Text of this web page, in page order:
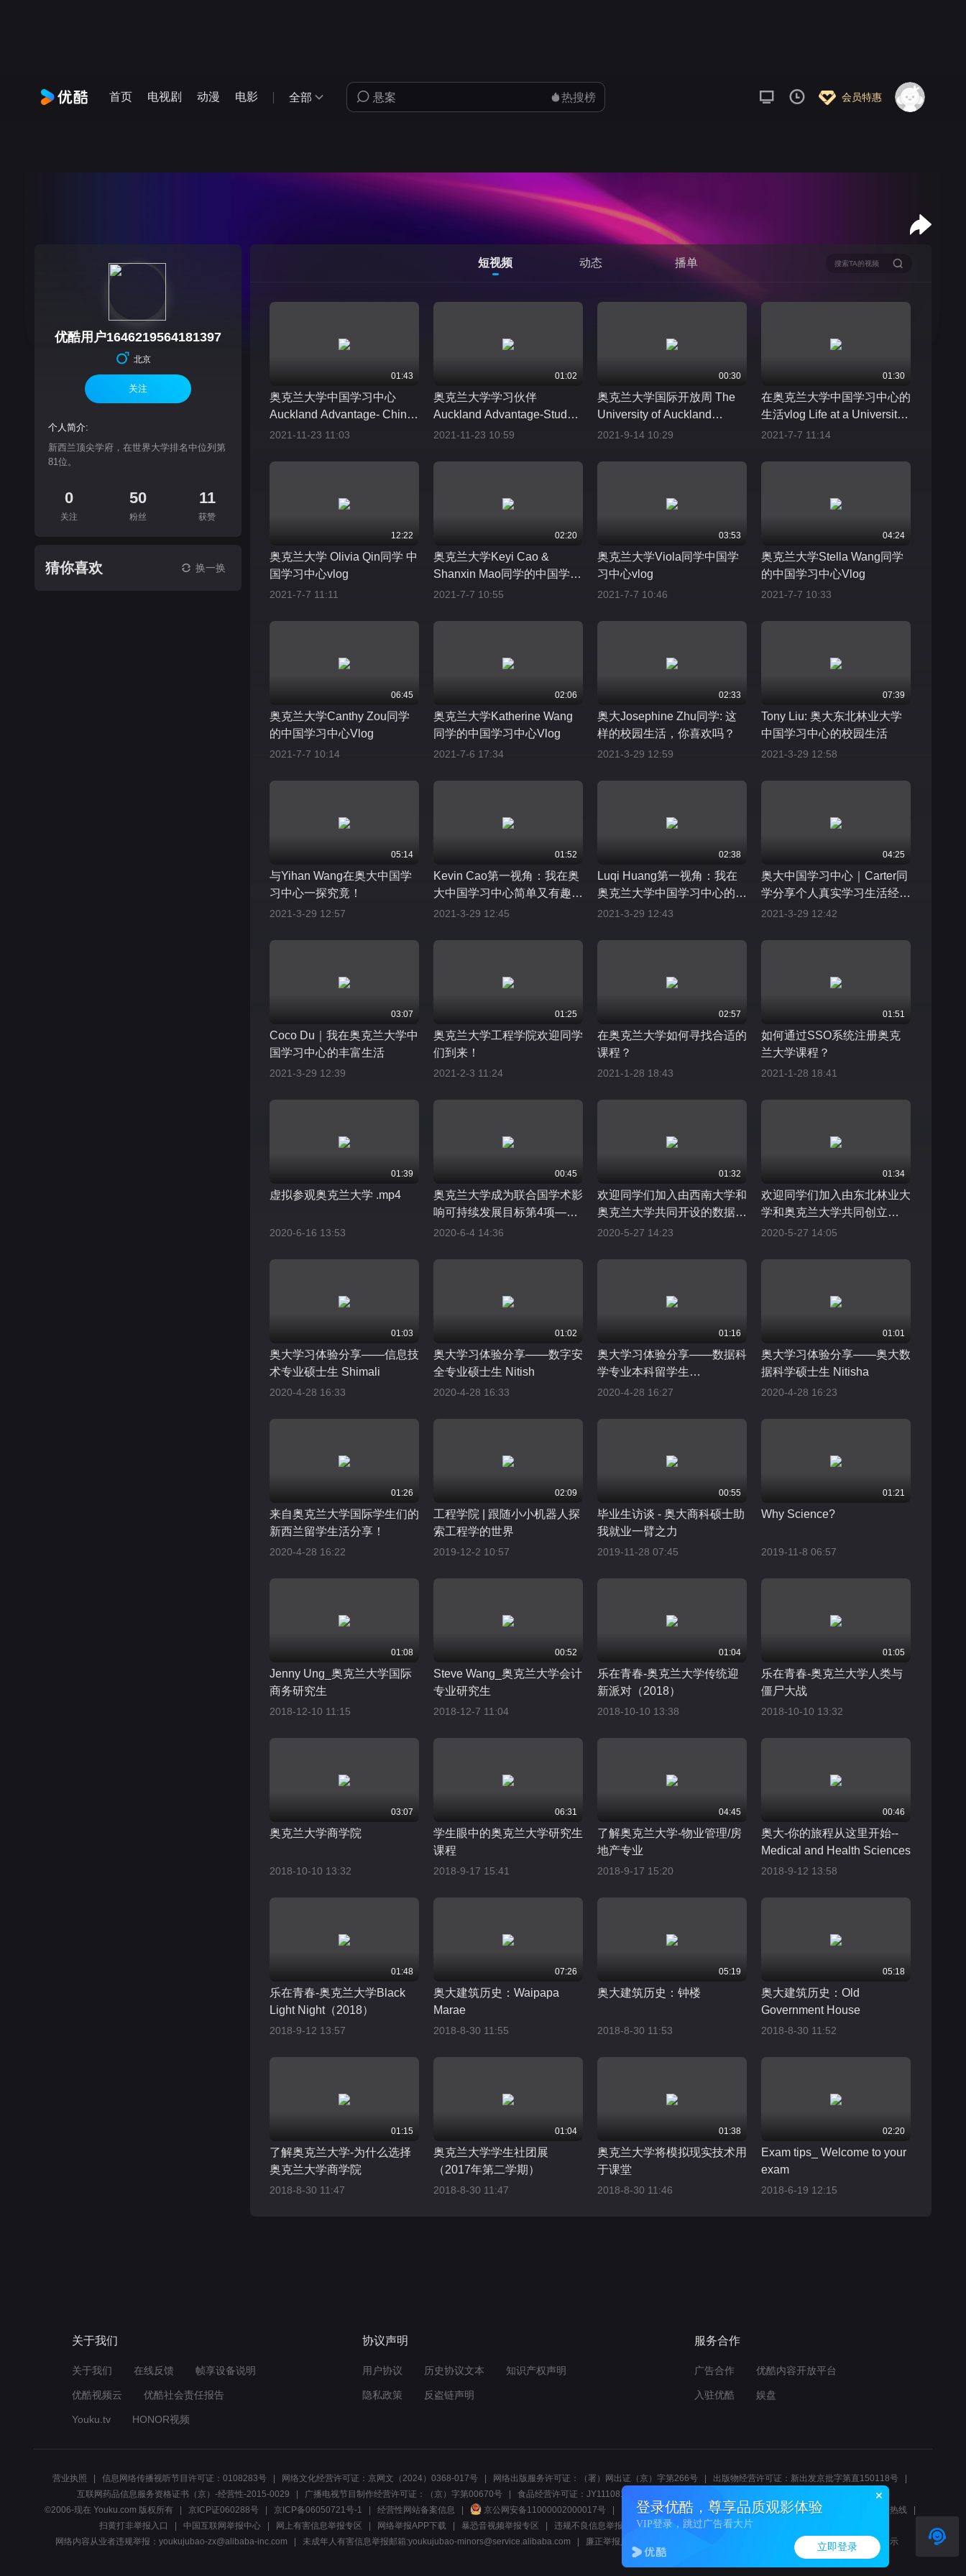
首页 电视剧 动漫 电影 全部 热搜榜
登录优酷，尊享品质观影体验
VIP登录，跳过广告看大片
立即登录
会员特惠
优酷用户1646219564181397
北京
关注
个人简介:
新西兰顶尖学府，在世界大学排名中位列第
81位。
0
关注
50
粉丝
11
获赞
猜你喜欢 换一换
短视频 动态 播单
01:43
奥克兰大学中国学习中心
Auckland Advantage- China
Learning Centres
2021-11-23 11:03
01:02
奥克兰大学学习伙伴
Auckland Advantage-Study
Buddies
2021-11-23 10:59
00:30
奥克兰大学国际开放周 The
University of Auckland
International Open Week
2021-9-14 10:29
01:30
在奥克兰大学中国学习中心的
生活vlog Life at a University
of Auckland China Learning
2021-7-7 11:14
12:22
奥克兰大学 Olivia Qin同学 中
国学习中心vlog
2021-7-7 11:11
02:20
奥克兰大学Keyi Cao &
Shanxin Mao同学的中国学习
中心vlog
2021-7-7 10:55
03:53
奥克兰大学Viola同学中国学
习中心vlog
2021-7-7 10:46
04:24
奥克兰大学Stella Wang同学
的中国学习中心Vlog
2021-7-7 10:33
06:45
奥克兰大学Canthy Zou同学
的中国学习中心Vlog
2021-7-7 10:14
02:06
奥克兰大学Katherine Wang
同学的中国学习中心Vlog
2021-7-6 17:34
02:33
奥大Josephine Zhu同学: 这
样的校园生活，你喜欢吗？
2021-3-29 12:59
07:39
Tony Liu: 奥大东北林业大学
中国学习中心的校园生活
2021-3-29 12:58
05:14
与Yihan Wang在奥大中国学
习中心一探究竟！
2021-3-29 12:57
01:52
Kevin Cao第一视角：我在奥
大中国学习中心简单又有趣的
一天！
2021-3-29 12:45
02:38
Luqi Huang第一视角：我在
奥克兰大学中国学习中心的一
天！
2021-3-29 12:43
04:25
奥大中国学习中心｜Carter同
学分享个人真实学习生活经
历！
2021-3-29 12:42
03:07
Coco Du｜我在奥克兰大学中
国学习中心的丰富生活
2021-3-29 12:39
01:25
奥克兰大学工程学院欢迎同学
们到来！
2021-2-3 11:24
02:57
在奥克兰大学如何寻找合适的
课程？
2021-1-28 18:43
01:51
如何通过SSO系统注册奥克
兰大学课程？
2021-1-28 18:41
01:39
虚拟参观奥克兰大学 .mp4
2020-6-16 13:53
00:45
奥克兰大学成为联合国学术影
响可持续发展目标第4项——
优质教育的中心！
2020-6-4 14:36
01:32
欢迎同学们加入由西南大学和
奥克兰大学共同开设的数据科
学课程！
2020-5-27 14:23
01:34
欢迎同学们加入由东北林业大
学和奥克兰大学共同创立
的“奥林学院”！
2020-5-27 14:05
01:03
奥大学习体验分享——信息技
术专业硕士生 Shimali
2020-4-28 16:33
01:02
奥大学习体验分享——数字安
全专业硕士生 Nitish
2020-4-28 16:33
01:16
奥大学习体验分享——数据科
学专业本科留学生
Hanna&Alyssa
2020-4-28 16:27
01:01
奥大学习体验分享——奥大数
据科学硕士生 Nitisha
2020-4-28 16:23
01:26
来自奥克兰大学国际学生们的
新西兰留学生活分享！
2020-4-28 16:22
02:09
工程学院 | 跟随小小机器人探
索工程学的世界
2019-12-2 10:57
00:55
毕业生访谈 - 奥大商科硕士助
我就业一臂之力
2019-11-28 07:45
01:21
Why Science?
2019-11-8 06:57
01:08
Jenny Ung_奥克兰大学国际
商务研究生
2018-12-10 11:15
00:52
Steve Wang_奥克兰大学会计
专业研究生
2018-12-7 11:04
01:04
乐在青春-奥克兰大学传统迎
新派对（2018）
2018-10-10 13:38
01:05
乐在青春-奥克兰大学人类与
僵尸大战
2018-10-10 13:32
03:07
奥克兰大学商学院
2018-10-10 13:32
06:31
学生眼中的奥克兰大学研究生
课程
2018-9-17 15:41
04:45
了解奥克兰大学-物业管理/房
地产专业
2018-9-17 15:20
00:46
奥大-你的旅程从这里开始--
Medical and Health Sciences
2018-9-12 13:58
01:48
乐在青春-奥克兰大学Black
Light Night（2018）
2018-9-12 13:57
07:26
奥大建筑历史：Waipapa
Marae
2018-8-30 11:55
05:19
奥大建筑历史：钟楼
2018-8-30 11:53
05:18
奥大建筑历史：Old
Government House
2018-8-30 11:52
01:15
了解奥克兰大学-为什么选择
奥克兰大学商学院
2018-8-30 11:47
01:04
奥克兰大学学生社团展
（2017年第二学期）
2018-8-30 11:47
01:38
奥克兰大学将模拟现实技术用
于课堂
2018-8-30 11:46
02:20
Exam tips_ Welcome to your
exam
2018-6-19 12:15
关于我们
关于我们 在线反馈 帧享设备说明
优酷视频云 优酷社会责任报告
Youku.tv HONOR视频
协议声明
用户协议 历史协议文本 知识产权声明
隐私政策 反盗链声明
服务合作
广告合作 优酷内容开放平台
入驻优酷 娱盘
营业执照 信息网络传播视听节目许可证：0108283号 网络文化经营许可证：京网文（2024）0368-017号 网络出版服务许可证：（署）网出证（京）字第266号
出版物经营许可证：新出发京批字第直150118号
互联网药品信息服务资格证书（京）-经营性-2015-0029
广播电视节目制作经营许可证：（京）字第00670号 食品经营许可证：JY11108122976214
©2006-现在 Youku.com 版权所有
京ICP证060288号 京ICP备06050721号-1 经营性网站备案信息 京公网安备11000002000017号 网络110报警服务 北京互联网举报中心
北京12345文化市场举报热线
扫黄打非举报入口
中国互联网举报中心 网上有害信息举报专区 网络举报APP下载 暴恐音视频举报专区
违规不良信息举报:电话4008100580、邮箱youkujubao@service.alibaba.com
网络内容从业者违规举报：youkujubao-zx@alibaba-inc.com
未成年人有害信息举报邮箱:youkujubao-minors@service.alibaba.com 廉正举报入口 廉正举报邮箱：wenyulianzheng@alibaba-inc.com 算法公示